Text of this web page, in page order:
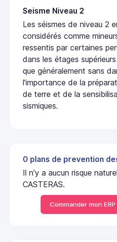
Seisme Niveau 2
Les séismes de niveau 2
considérés comme
ressentis par certaines
dans les étages
que généralement sans
l'importance de la
de terre et de la
sismiques.
0 plans de prevention
Il n'y a aucun risque
CASTERAS.
Commander mon